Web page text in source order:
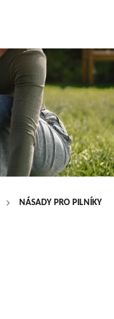
NÁSADY PRO PILNÍKY